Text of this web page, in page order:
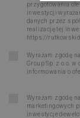
przygotowania
inwestycji
danych przez
realizację tej
https://
Wyrażam zgodę
Group Sp. z o.o.
informowania o
Wyrażam zgodę
marketingowych
inwestycje